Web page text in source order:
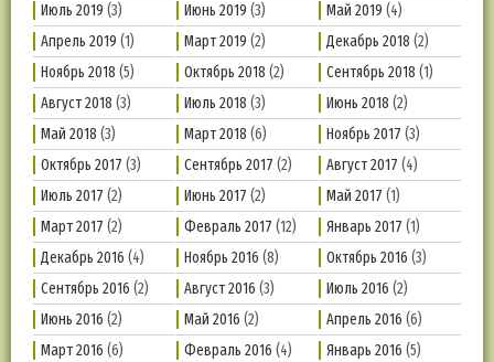
Июль 2019 (3) Июнь 2019 (3) Май 2019 (4)
Апрель 2019 (1) Март 2019 (2) Декабрь 2018 (2)
Ноябрь 2018 (5) Октябрь 2018 (2) Сентябрь 2018 (1)
Август 2018 (3) Июль 2018 (3) Июнь 2018 (2)
Май 2018 (3) Март 2018 (6) Ноябрь 2017 (3)
Октябрь 2017 (3) Сентябрь 2017 (2) Август 2017 (4)
Июль 2017 (2) Июнь 2017 (2) Май 2017 (1)
Март 2017 (2) Февраль 2017 (12) Январь 2017 (1)
Декабрь 2016 (4) Ноябрь 2016 (8) Октябрь 2016 (3)
Сентябрь 2016 (2) Август 2016 (3) Июль 2016 (2)
Июнь 2016 (2) Май 2016 (2) Апрель 2016 (6)
Март 2016 (6) Февраль 2016 (4) Январь 2016 (5)